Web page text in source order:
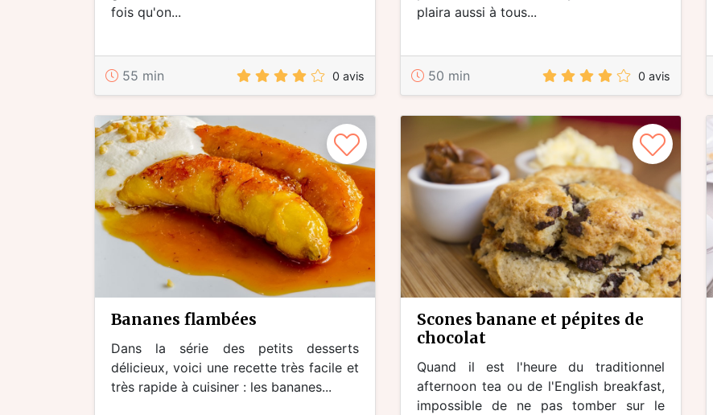
fois qu'on...
55 min 0 avis
plaira aussi à tous...
50 min 0 avis
bananes flambées
Dans la série des petits desserts
délicieux, voici une recette très facile et
très rapide à cuisiner : les bananes...
scones banane et pépites de
chocolat
Quand il est l'heure du traditionnel
afternoon tea ou de l'English breakfast,
impossible de ne pas tomber sur le